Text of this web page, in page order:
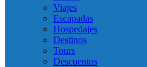
Viajes
Escapadas
Hospedajes
Destinos
Tours
Descuentos